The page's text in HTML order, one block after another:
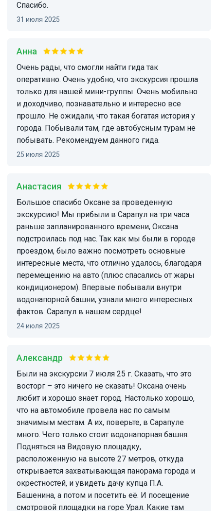
Спасибо.
31 июля 2025
Анна
Очень рады, что смогли найти гида так
оперативно. Очень удобно, что экскурсия прошла
только для нашей мини-группы. Очень мобильно
и доходчиво, познавательно и интересно все
прошло. Не ожидали, что такая богатая история у
города. Побывали там, где автобусным турам не
побывать. Рекомендуем данного гида.
25 июля 2025
Анастасия
Большое спасибо Оксане за проведенную
экскурсию! Мы прибыли в Сарапул на три часа
раньше запланированного времени, Оксана
подстроилась под нас. Так как мы были в городе
проездом, было важно посмотреть основные
интересные места, что отлично удалось, благодаря
перемещению на авто (плюс спасались от жары
кондиционером). Впервые побывали внутри
водонапорной башни, узнали много интересных
фактов. Сарапул в нашем сердце!
24 июля 2025
Александр
Были на экскурсии 7 июля 25 г. Сказать, что это
восторг – это ничего не сказать! Оксана очень
любит и хорошо знает город. Настолько хорошо,
что на автомобиле провела нас по самым
значимым местам. А их, поверьте, в Сарапуле
много. Чего только стоит водонапорная башня.
Подняться на Видовую площадку,
расположенную на высоте 27 метров, откуда
открывается захватывающая панорама города и
окрестностей, и увидеть дачу купца П.А.
Башенина, а потом и посетить её. И посещение
смотровой площадки на горе Урал. Какие там